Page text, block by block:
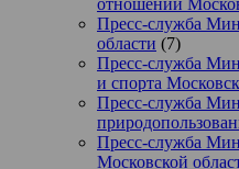
Пресс-служба
области (7)
Пресс-служба
и спорта
Пресс-служба
Пресс-служба
Московской